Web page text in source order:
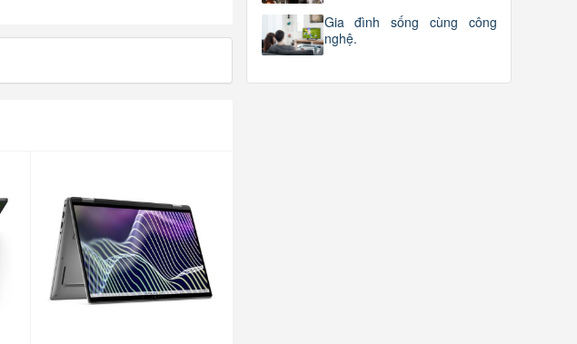
Gia đình sống cùng công
nghệ.